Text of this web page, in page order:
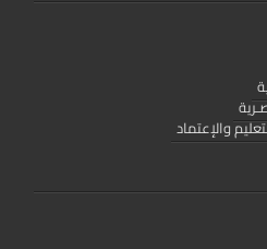
والإعتماد